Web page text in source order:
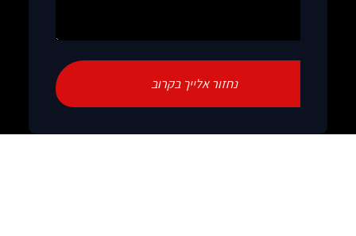
נחזור אלייך בקרוב